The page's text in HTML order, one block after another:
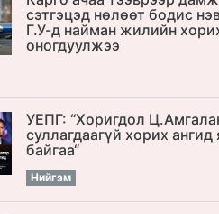
сэтгэцэд нөлөөт бодис
Г.У-д найман жилийн
оногдуулжээ
УЕПГ: “Хоригдол
cуллагдаагүй хорих
байгаа“
Нийгэм